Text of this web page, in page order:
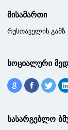
მისამართი
რუსთაველის
სოციალური
სასარგებლო